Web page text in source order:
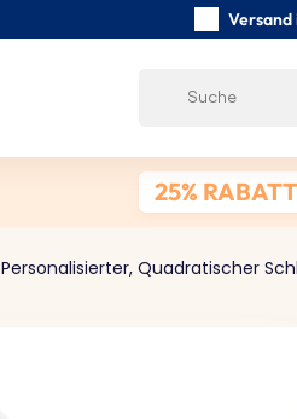
Versand
25% RABATT
Personalisierter, Quadratischer